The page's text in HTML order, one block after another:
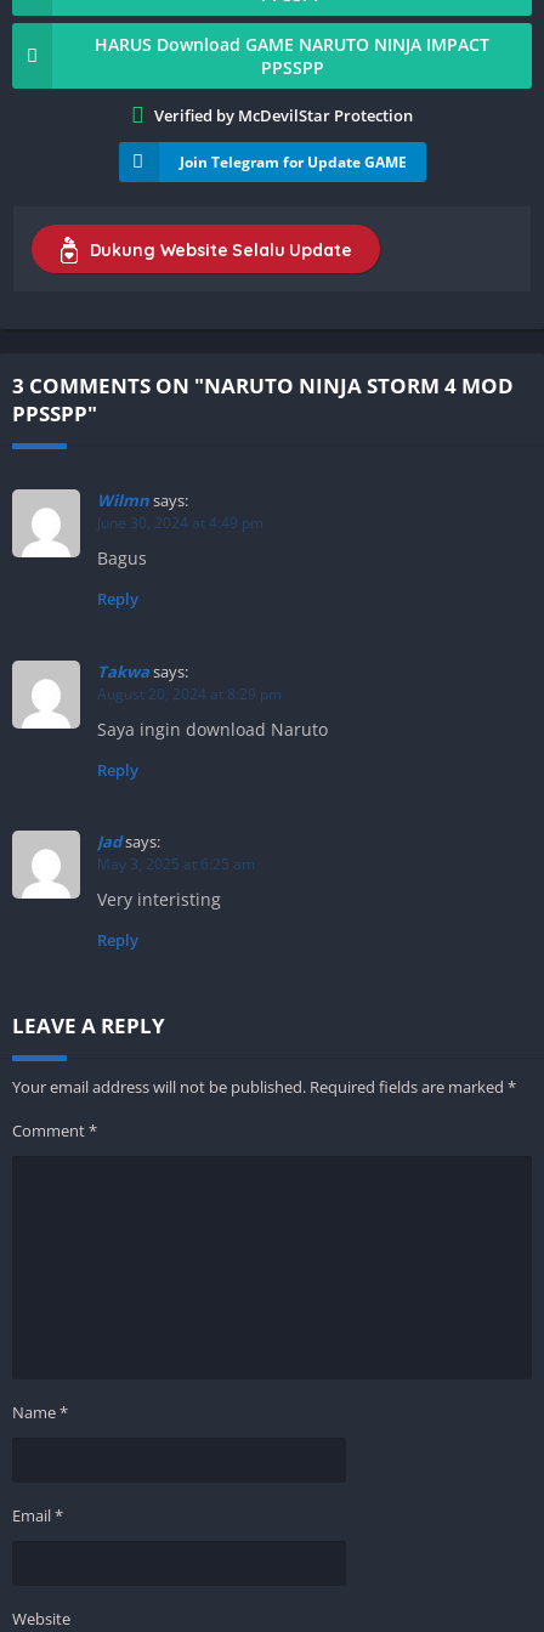
HARUS Download GAME NARUTO NINJA IMPACT
PPSSPP
Verified by McDevilStar Protection
Join Telegram for Update GAME
Dukung Website Selalu Update
3 COMMENTS ON "NARUTO NINJA STORM 4 MOD
PPSSPP"
Wilmnsays:
June 30, 2024 at 4:49 pm
Bagus
Reply
Takwasays:
August 20, 2024 at 8:29 pm
Saya ingin download Naruto
Reply
Jadsays:
May 3, 2025 at 6:25 am
Very interisting
Reply
LEAVE A REPLY
Your email address will not be published. Required fields are marked *
Comment*
Name*
Email*
Website